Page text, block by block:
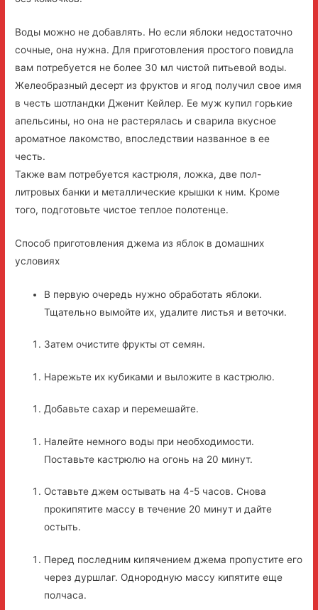
Воды можно не добавлять. Но если яблоки недостаточно
сочные, она нужна. Для приготовления простого повидла
вам потребуется не более 30 мл чистой питьевой воды.
Желеобразный десерт из фруктов и ягод получил свое имя
в честь шотландки Дженит Кейлер. Ее муж купил горькие
апельсины, но она не растерялась и сварила вкусное
ароматное лакомство, впоследствии названное в ее
честь.
Также вам потребуется кастрюля, ложка, две пол-
литровых банки и металлические крышки к ним. Кроме
того, подготовьте чистое теплое полотенце.
Способ приготовления джема из яблок в домашних
условиях
В первую очередь нужно обработать яблоки.
Тщательно вымойте их, удалите листья и веточки.
Затем очистите фрукты от семян.
Нарежьте их кубиками и выложите в кастрюлю.
Добавьте сахар и перемешайте.
Налейте немного воды при необходимости.
Поставьте кастрюлю на огонь на 20 минут.
Оставьте джем остывать на 4-5 часов. Снова
прокипятите массу в течение 20 минут и дайте
остыть.
Перед последним кипячением джема пропустите его
через дуршлаг. Однородную массу кипятите еще
полчаса.